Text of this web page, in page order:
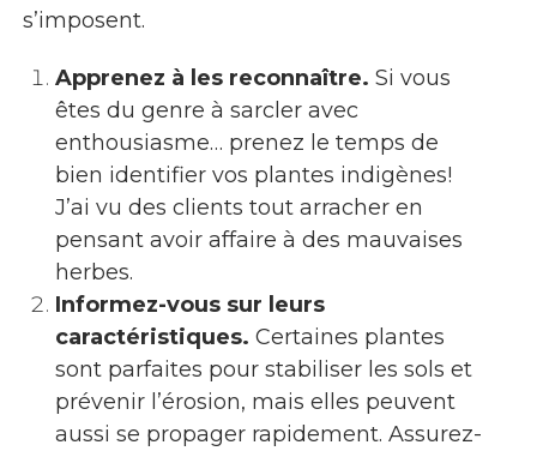
s’imposent.
Apprenez à les reconnaître. Si vous
êtes du genre à sarcler avec
enthousiasme… prenez le temps de
bien identifier vos plantes indigènes!
J’ai vu des clients tout arracher en
pensant avoir affaire à des mauvaises
herbes.
Informez-vous sur leurs
caractéristiques. Certaines plantes
sont parfaites pour stabiliser les sols et
prévenir l’érosion, mais elles peuvent
aussi se propager rapidement. Assurez-